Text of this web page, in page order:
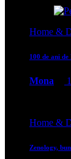
Home &
100 de ani
Mona 1
Home &
Zenology,